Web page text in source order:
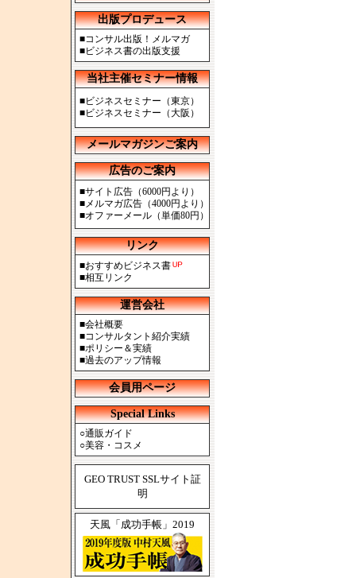
出版プロデュース
■コンサル出版！メルマガ
■ビジネス書の出版支援
当社主催セミナー情報
■ビジネスセミナー（東京）
■ビジネスセミナー（大阪）
メールマガジンご案内
広告のご案内
■サイト広告（6000円より）
■メルマガ広告（4000円より）
■オファーメール（単価80円）
リンク
■おすすめビジネス書
■相互リンク
運営会社
■会社概要
■コンサルタント紹介実績
■ポリシー＆実績
■過去のアップ情報
会員用ページ
Special Links
○通販ガイド
○美容・コスメ
GEO TRUST SSLサイト証
明
天風「成功手帳」2019